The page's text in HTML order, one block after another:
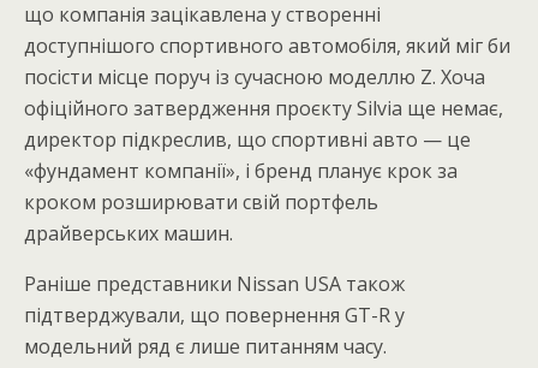
що компанія зацікавлена у створенні
доступнішого спортивного автомобіля, який міг би
посісти місце поруч із сучасною моделлю Z. Хоча
офіційного затвердження проєкту Silvia ще немає,
директор підкреслив, що спортивні авто — це
«фундамент компанії», і бренд планує крок за
кроком розширювати свій портфель
драйверських машин.
Раніше представники Nissan USA також
підтверджували, що повернення GT-R у
модельний ряд є лише питанням часу.